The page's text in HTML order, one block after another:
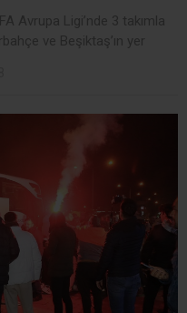
Avrupa Ligi’nde 3 takımla
ve Beşiktaş’ın yer